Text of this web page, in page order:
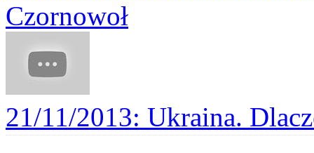
Czornowoł
21/11/2013: Ukraina.